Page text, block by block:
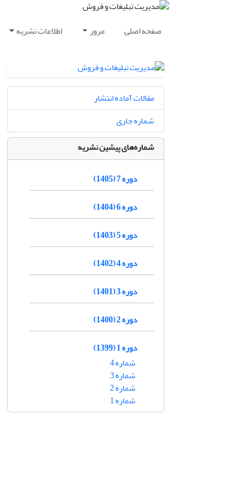
صفحه اصلی مرور اطلاعات نشریه
مقالات آماده انتشار
شماره جاری
شماره‌های پیشین نشریه
دوره 7 (1405)
دوره 6 (1404)
دوره 5 (1403)
دوره 4 (1402)
دوره 3 (1401)
دوره 2 (1400)
دوره 1 (1399)
شماره 4
شماره 3
شماره 2
شماره 1